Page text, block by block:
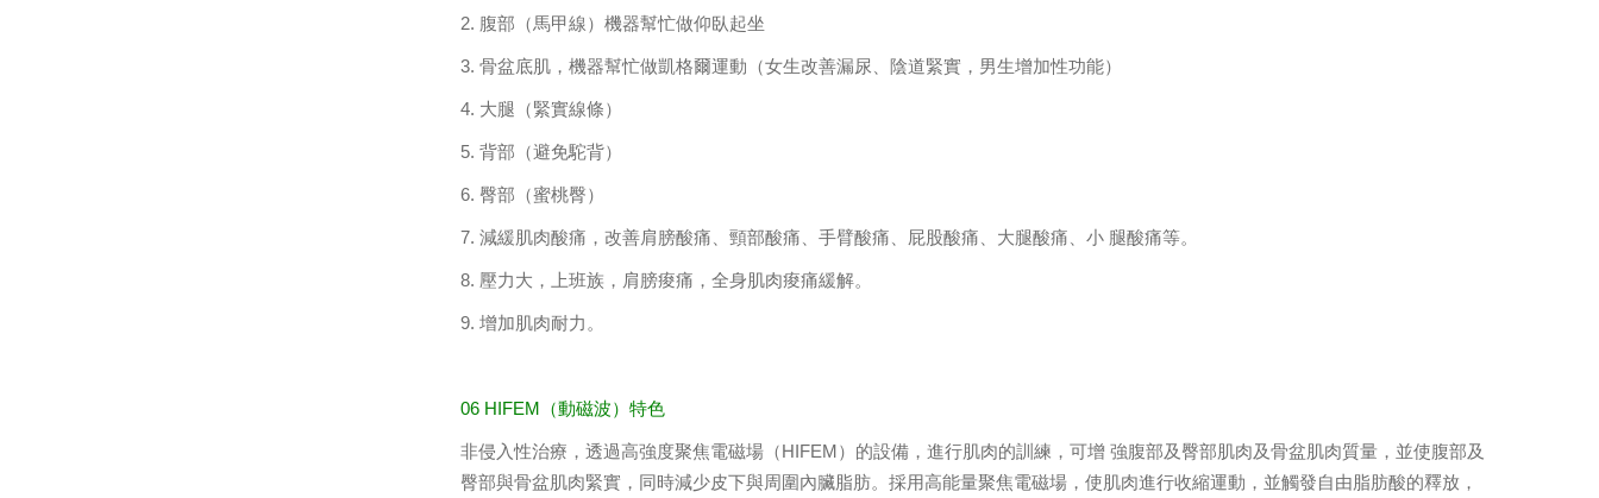
2. 腹部（馬甲線）機器幫忙做仰臥起坐
3. 骨盆底肌，機器幫忙做凱格爾運動（女生改善漏尿、陰道緊實，男生增加性功能）
4. 大腿（緊實線條）
5. 背部（避免駝背）
6. 臀部（蜜桃臀）
7. 減緩肌肉酸痛，改善肩膀酸痛、頸部酸痛、手臂酸痛、屁股酸痛、大腿酸痛、小 腿酸痛等。
8. 壓力大，上班族，肩膀痠痛，全身肌肉痠痛緩解。
9. 增加肌肉耐力。
06 HIFEM（動磁波）特色
非侵入性治療，透過高強度聚焦電磁場（HIFEM）的設備，進行肌肉的訓練，可增 強腹部及臀部肌肉及骨盆肌肉質量，並使腹部及
臀部與骨盆肌肉緊實，同時減少皮下與周圍內臟脂肪。採用高能量聚焦電磁場，使肌肉進行收縮運動，並觸發自由脂肪酸的釋放，